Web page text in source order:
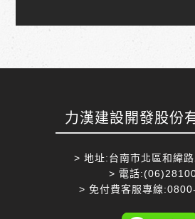
力漢建設開發股份
> 地址:台南市北區和緯
> 電話
> 免付費客服專線